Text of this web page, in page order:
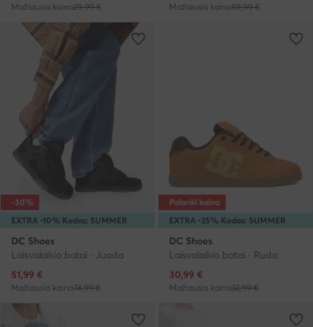
Mažiausia kaina29,99 € Mažiausia kaina59,99 €
EXTRA -10% Kodas: SUMMER
-30%
DC Shoes
Laisvalaikio batai · Juoda
Dabartinė kaina
51,99 €
Mažiausia kaina74,99 €
EXTRA -25% Kodas: SUMMER
Palanki kaina
DC Shoes
Laisvalaikio batai · Ruda
Dabartinė kaina
30,99 €
Mažiausia kaina32,99 €